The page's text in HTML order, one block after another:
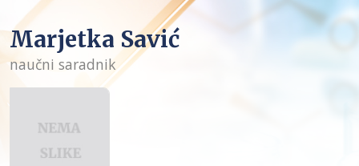
Marjetka Savić
naučni saradnik